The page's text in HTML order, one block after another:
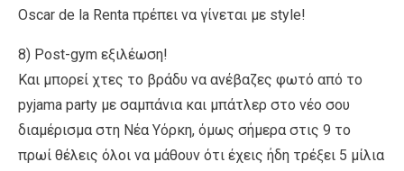
Oscar de la Renta πρέπει να γίνεται με style!
8) Post-gym εξιλέωση!
Και μπορεί χτες το βράδυ να ανέβαζες φωτό από το
pyjama party με σαμπάνια και μπάτλερ στο νέο σου
διαμέρισμα στη Νέα Υόρκη, όμως σήμερα στις 9 το
πρωί θέλεις όλοι να μάθουν ότι έχεις ήδη τρέξει 5 μίλια